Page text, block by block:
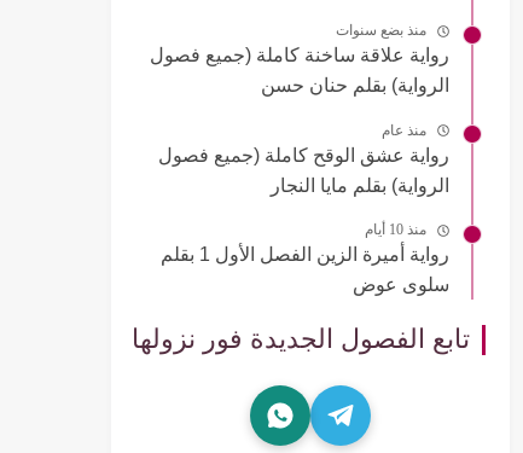
منذ بضع سنوات
رواية علاقة ساخنة كاملة (جميع فصول
الرواية) بقلم حنان حسن
منذ عام
رواية عشق الوقح كاملة (جميع فصول
الرواية) بقلم مايا النجار
منذ 10 أيام
رواية أميرة الزين الفصل الأول 1 بقلم
سلوى عوض
تابع الفصول الجديدة فور نزولها